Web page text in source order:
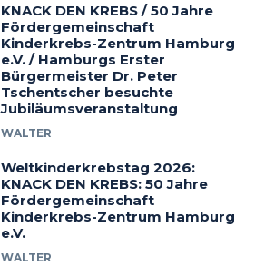
KNACK DEN KREBS / 50 Jahre
Fördergemeinschaft
Kinderkrebs-Zentrum Hamburg
e.V. / Hamburgs Erster
Bürgermeister Dr. Peter
Tschentscher besuchte
Jubiläumsveranstaltung
WALTER
Weltkinderkrebstag 2026:
KNACK DEN KREBS: 50 Jahre
Fördergemeinschaft
Kinderkrebs-Zentrum Hamburg
e.V.
WALTER